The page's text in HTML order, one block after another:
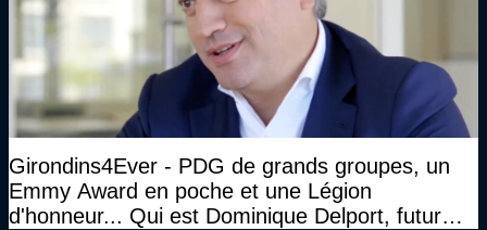
Girondins4Ever - PDG de grands groupes, un
Emmy Award en poche et une Légion
d'honneur... Qui est Dominique Delport, futur